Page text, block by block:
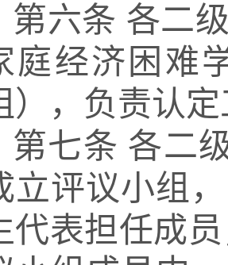
第六条 各二
庭经济困 难
），负责认
第七条 各二
立评议小组
代表担任成